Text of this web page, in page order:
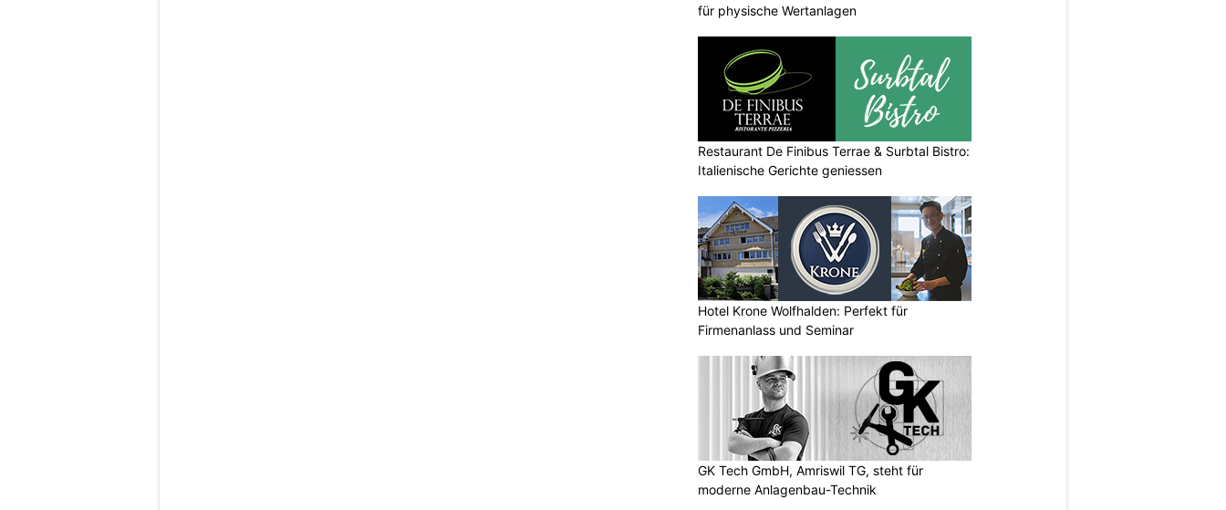
für physische Wertanlagen
Restaurant De Finibus Terrae & Surbtal Bistro:
Italienische Gerichte geniessen
Hotel Krone Wolfhalden: Perfekt für
Firmenanlass und Seminar
GK Tech GmbH, Amriswil TG, steht für
moderne Anlagenbau-Technik